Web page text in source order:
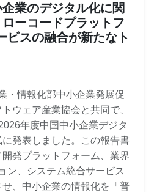
業のデジタル化に関
ーコードプラットフ
ビスの融合が新たなト
・情報化部中小企業発展促
ウェア産業協会と共同で、
年度中国中小企業デジタ
発表しました。この報告書
発プラットフォーム、業界
ン、システム統合サービス
、中小企業の情報化を「普